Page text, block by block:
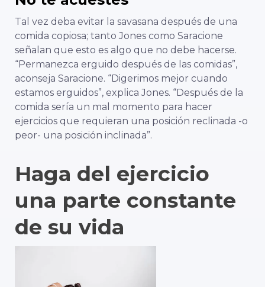
Tal vez deba evitar la savasana después de una
comida copiosa; tanto Jones como Saracione
señalan que esto es algo que no debe hacerse.
“Permanezca erguido después de las comidas”,
aconseja Saracione. “Digerimos mejor cuando
estamos erguidos”, explica Jones. “Después de la
comida sería un mal momento para hacer
ejercicios que requieran una posición reclinada -o
peor- una posición inclinada”.
Haga del ejercicio
una parte constante
de su vida